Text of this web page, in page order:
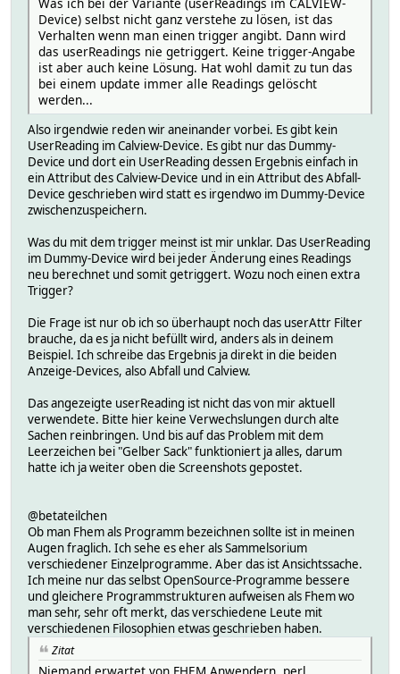
Was ich bei der Variante (userReadings im CALVIEW-
Device) selbst nicht ganz verstehe zu lösen, ist das
Verhalten wenn man einen trigger angibt. Dann wird
das userReadings nie getriggert. Keine trigger-Angabe
ist aber auch keine Lösung. Hat wohl damit zu tun das
bei einem update immer alle Readings gelöscht
werden...
Also irgendwie reden wir aneinander vorbei. Es gibt kein
UserReading im Calview-Device. Es gibt nur das Dummy-
Device und dort ein UserReading dessen Ergebnis einfach in
ein Attribut des Calview-Device und in ein Attribut des Abfall-
Device geschrieben wird statt es irgendwo im Dummy-Device
zwischenzuspeichern.
Was du mit dem trigger meinst ist mir unklar. Das UserReading
im Dummy-Device wird bei jeder Änderung eines Readings
neu berechnet und somit getriggert. Wozu noch einen extra
Trigger?
Die Frage ist nur ob ich so überhaupt noch das userAttr Filter
brauche, da es ja nicht befüllt wird, anders als in deinem
Beispiel. Ich schreibe das Ergebnis ja direkt in die beiden
Anzeige-Devices, also Abfall und Calview.
Das angezeigte userReading ist nicht das von mir aktuell
verwendete. Bitte hier keine Verwechslungen durch alte
Sachen reinbringen. Und bis auf das Problem mit dem
Leerzeichen bei "Gelber Sack" funktioniert ja alles, darum
hatte ich ja weiter oben die Screenshots gepostet.
@betateilchen
Ob man Fhem als Programm bezeichnen sollte ist in meinen
Augen fraglich. Ich sehe es eher als Sammelsorium
verschiedener Einzelprogramme. Aber das ist Ansichtssache.
Ich meine nur das selbst OpenSource-Programme bessere
und gleichere Programmstrukturen aufweisen als Fhem wo
man sehr, sehr oft merkt, das verschiedene Leute mit
verschiedenen Filosophien etwas geschrieben haben.
Zitat